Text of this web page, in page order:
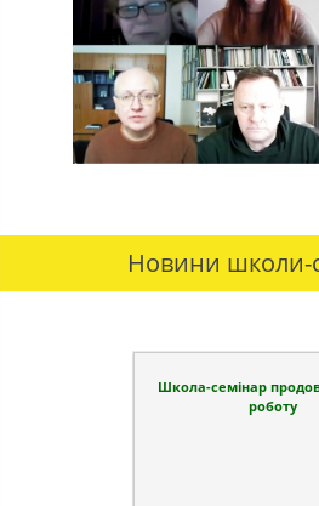
Новини школи-
Школа-семінар
роботу